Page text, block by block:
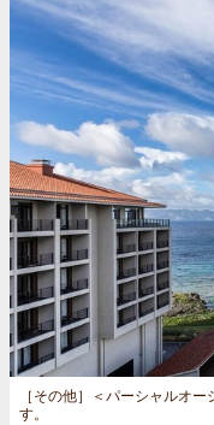
［その他］
＜パーシャルオ
す。